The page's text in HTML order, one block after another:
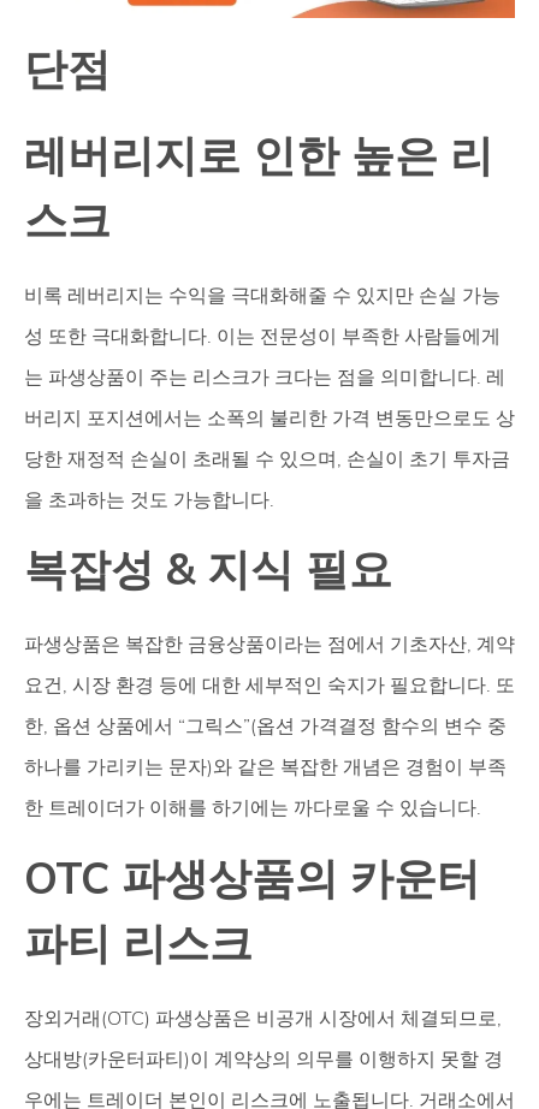
단점
레버리지로 인한 높은 리
스크
비록 레버리지는 수익을 극대화해줄 수 있지만 손실 가능
성 또한 극대화합니다. 이는 전문성이 부족한 사람들에게
는 파생상품이 주는 리스크가 크다는 점을 의미합니다. 레
버리지 포지션에서는 소폭의 불리한 가격 변동만으로도 상
당한 재정적 손실이 초래될 수 있으며, 손실이 초기 투자금
을 초과하는 것도 가능합니다.
복잡성 & 지식 필요
파생상품은 복잡한 금융상품이라는 점에서 기초자산, 계약
요건, 시장 환경 등에 대한 세부적인 숙지가 필요합니다. 또
한, 옵션 상품에서 “그릭스”(옵션 가격결정 함수의 변수 중
하나를 가리키는 문자)와 같은 복잡한 개념은 경험이 부족
한 트레이더가 이해를 하기에는 까다로울 수 있습니다.
OTC 파생상품의 카운터
파티 리스크
장외거래(OTC) 파생상품은 비공개 시장에서 체결되므로,
상대방(카운터파티)이 계약상의 의무를 이행하지 못할 경
우에는 트레이더 본인이 리스크에 노출됩니다. 거래소에서